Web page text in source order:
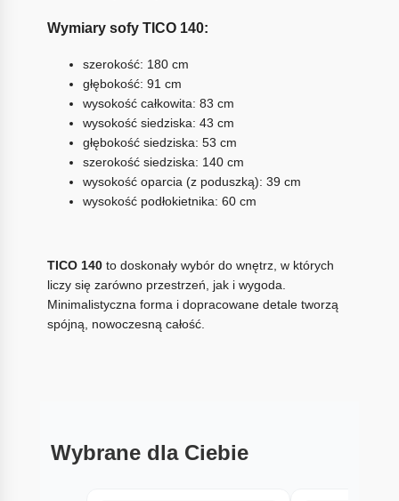
Wymiary sofy TICO 140:
szerokość: 180 cm
głębokość: 91 cm
wysokość całkowita: 83 cm
wysokość siedziska: 43 cm
głębokość siedziska: 53 cm
szerokość siedziska: 140 cm
wysokość oparcia (z poduszką): 39 cm
wysokość podłokietnika: 60 cm
TICO 140to doskonały wybór do wnętrz, w których
liczy się zarówno przestrzeń, jak i wygoda.
Minimalistyczna forma i dopracowane detale tworzą
spójną, nowoczesną całość.
Wybrane dla Ciebie